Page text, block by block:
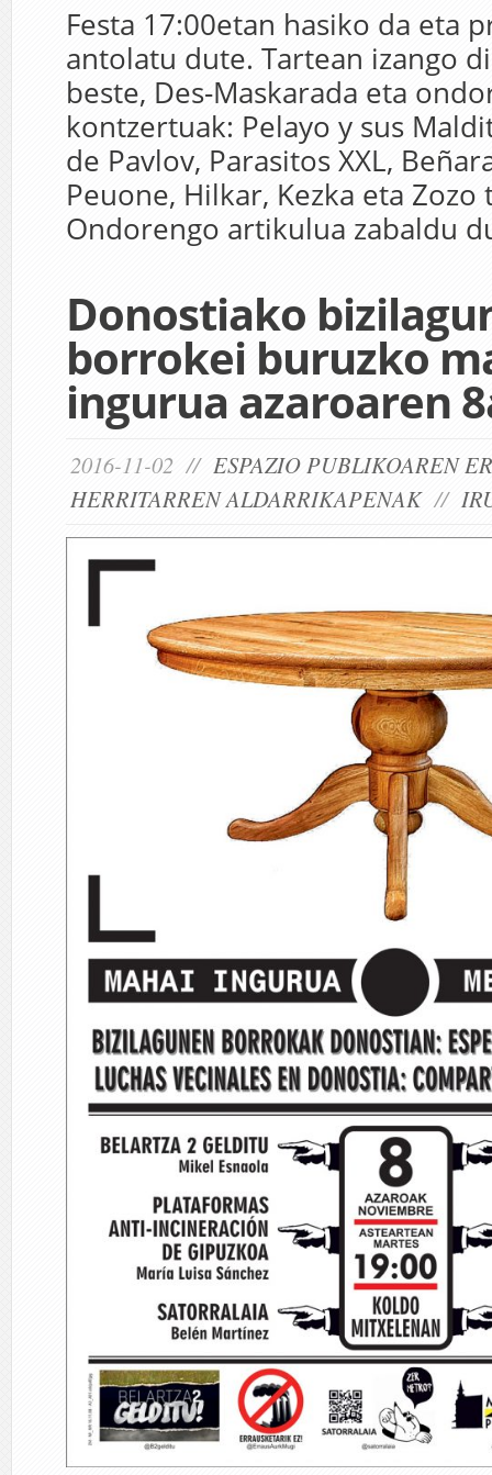
Festa 17:00etan hasiko da eta
antolatu dute. Tartean izango
beste, Des-Maskarada eta
kontzertuak: Pelayo y sus
de Pavlov, Parasitos XXL,
Peuone, Hilkar, Kezka eta Zozo
Ondorengo artikulua zabaldu
Donostiako
borrokei buruzko
ingurua azaroaren
2016-11-02 // ESPAZIO PUBLIKOAREN
HERRITARREN ALDARRIKAPENAK//